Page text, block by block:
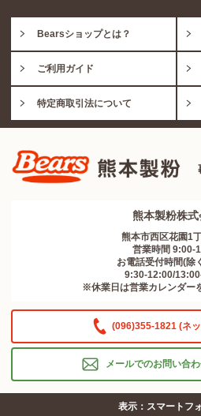
Bearsショップとは？
ご利用ガイド
特定商取引法について
熊本製粉株式
熊本市西区花園1
営業時間 9:00-
お電話受付時間(除
9:30-12:00/
※休業日は営業カレンダー
(096)355-1821 (ネ
メールでのお問い合
表示：スマートフォ